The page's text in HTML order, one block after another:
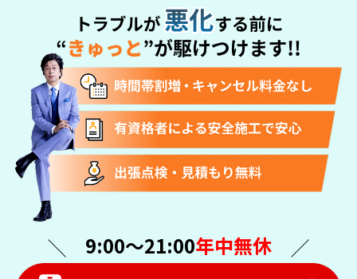
9:00〜21:00年中無休